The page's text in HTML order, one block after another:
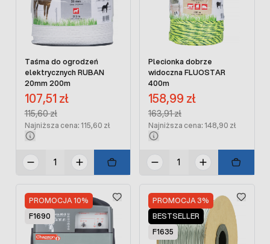
Taśma do ogrodzeń
elektrycznych RUBAN
20mm 200m
Cena promocyjna:
107,51 zł
Regular Price:
115,60 zł
Najniższa cena: 115,60 zł
Plecionka dobrze
widoczna FLUOSTAR
400m
Cena promocyjna:
158,99 zł
Regular Price:
163,91 zł
Najniższa cena: 148,90 zł
PROMOCJA 10%
F1690
PROMOCJA 3%
BESTSELLER
F1635